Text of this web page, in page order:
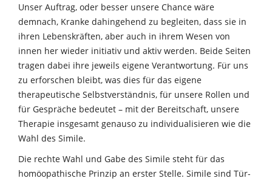
Unser Auftrag, oder besser unsere Chance wäre
demnach, Kranke dahingehend zu begleiten, dass sie in
ihren Lebenskräften, aber auch in ihrem Wesen von
innen her wieder initiativ und aktiv werden. Beide Seiten
tragen dabei ihre jeweils eigene Verantwortung. Für uns
zu erforschen bleibt, was dies für das eigene
therapeutische Selbstverständnis, für unsere Rollen und
für Gespräche bedeutet – mit der Bereitschaft, unsere
Therapie insgesamt genauso zu individualisieren wie die
Wahl des Simile.
Die rechte Wahl und Gabe des Simile steht für das
homöopathische Prinzip an erster Stelle. Simile sind Tür-